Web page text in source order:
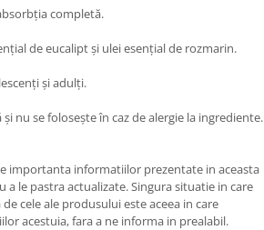
completă.
de eucalipt și ulei esențial de rozmarin.
și adulți.
nu se folosește în caz de alergie la ingrediente.
importanta informatiilor prezentate in aceasta
le pastra actualizate. Singura situatie in care
cele ale produsului este aceea in care
acestuia, fara a ne informa in prealabil.